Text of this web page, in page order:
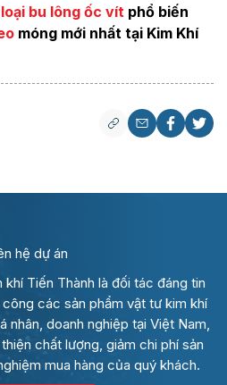
bu lông ốc vít phổ biến
móng mới nhất tại Kim Khí
hệ dự án
Tiến Thành là đối tác đáng tin
các sản phẩm vật tư kim khí
doanh nghiệp tại Việt Nam,
chất lượng, giảm chi phí sản
mua hàng của quý khách.